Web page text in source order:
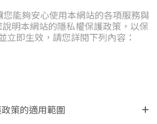
能夠安心使用本網站的各項服務與
明本網站的隱私權保護政策，以保
立即生效，請您詳閱下列內容：
策的適用範圍